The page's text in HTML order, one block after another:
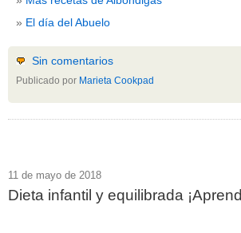
El día del Abuelo
Sin comentarios
Publicado por Marieta Cookpad
11 de mayo de 2018
Dieta infantil y equilibrada